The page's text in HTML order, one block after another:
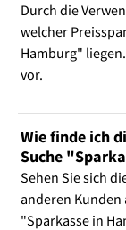
Durch die
welcher
Hamburg"
vor.
Wie finde ich
Suche
Sehen Sie sich
anderen
"Sparkasse in